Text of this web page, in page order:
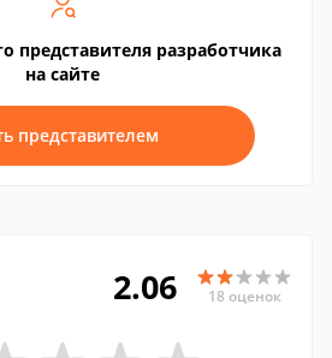
представителя разработчика
на сайте
представителем
2.06 18 оценок